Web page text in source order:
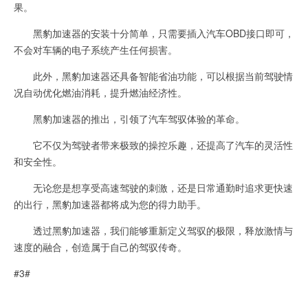
果。
黑豹加速器的安装十分简单，只需要插入汽车OBD接口即可，
不会对车辆的电子系统产生任何损害。
此外，黑豹加速器还具备智能省油功能，可以根据当前驾驶情
况自动优化燃油消耗，提升燃油经济性。
黑豹加速器的推出，引领了汽车驾驭体验的革命。
它不仅为驾驶者带来极致的操控乐趣，还提高了汽车的灵活性
和安全性。
无论您是想享受高速驾驶的刺激，还是日常通勤时追求更快速
的出行，黑豹加速器都将成为您的得力助手。
透过黑豹加速器，我们能够重新定义驾驭的极限，释放激情与
速度的融合，创造属于自己的驾驭传奇。
#3#